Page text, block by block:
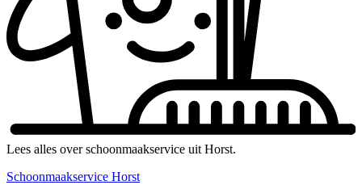
Lees alles over schoonmaakservice uit Horst.
Schoonmaakservice Horst